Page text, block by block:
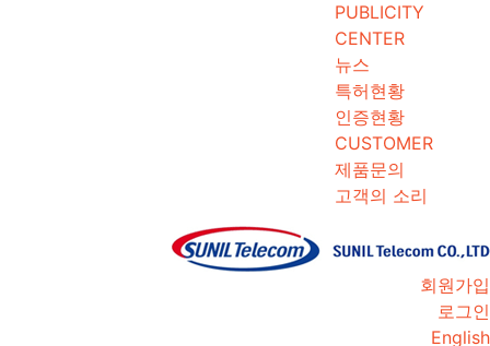
PUBLICITY
CENTER
뉴스
특허현황
인증현황
CUSTOMER
제품문의
고객의 소리
회원가입
로그인
English